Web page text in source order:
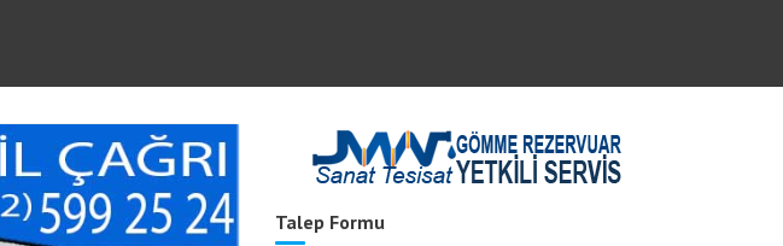
Talep Formu